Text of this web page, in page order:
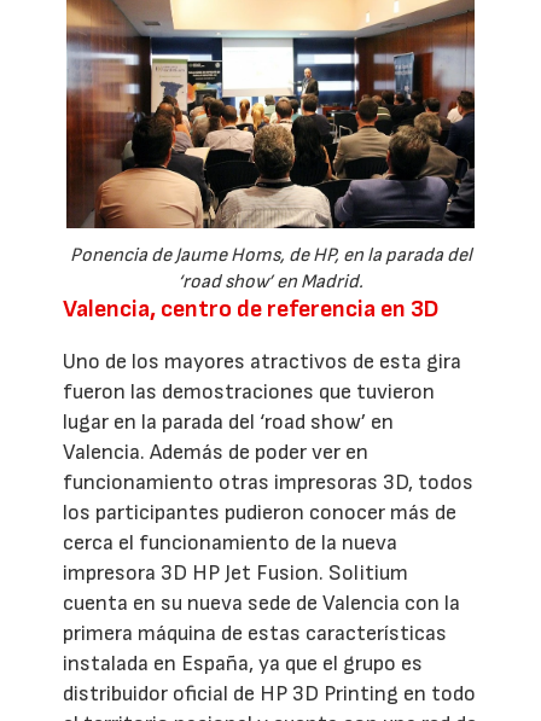
Ponencia de Jaume Homs, de HP, en la parada del
‘road show’ en Madrid.
Valencia, centro de referencia en 3D
Uno de los mayores atractivos de esta gira
fueron las demostraciones que tuvieron
lugar en la parada del ‘road show’ en
Valencia. Además de poder ver en
funcionamiento otras impresoras 3D, todos
los participantes pudieron conocer más de
cerca el funcionamiento de la nueva
impresora 3D HP Jet Fusion. Solitium
cuenta en su nueva sede de Valencia con la
primera máquina de estas características
instalada en España, ya que el grupo es
distribuidor oficial de HP 3D Printing en todo